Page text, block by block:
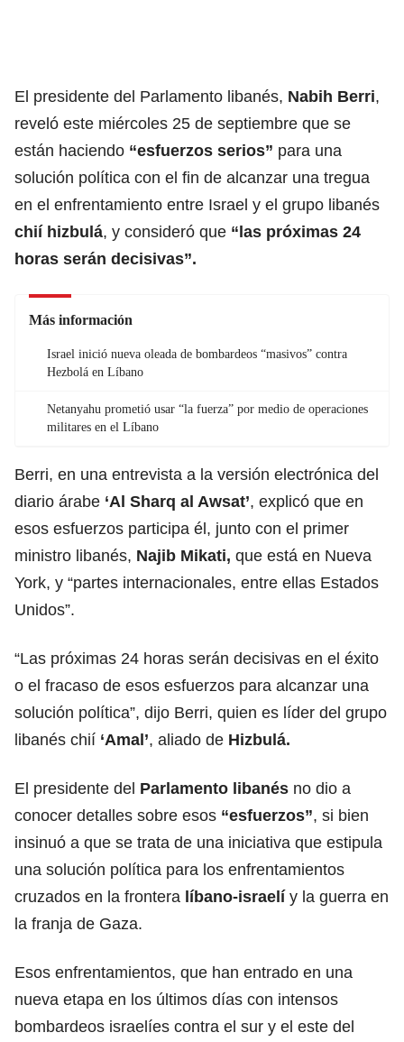
El presidente del Parlamento libanés, Nabih Berri,
reveló este miércoles 25 de septiembre que se
están haciendo “esfuerzos serios” para una
solución política con el fin de alcanzar una tregua
en el enfrentamiento entre Israel y el grupo libanés
chií hizbulá, y consideró que “las próximas 24
horas serán decisivas”.
Más información
Israel inició nueva oleada de bombardeos “masivos” contra
Hezbolá en Líbano
Netanyahu prometió usar “la fuerza” por medio de operaciones
militares en el Líbano
Berri, en una entrevista a la versión electrónica del
diario árabe ‘Al Sharq al Awsat’, explicó que en
esos esfuerzos participa él, junto con el primer
ministro libanés, Najib Mikati, que está en Nueva
York, y “partes internacionales, entre ellas Estados
Unidos”.
“Las próximas 24 horas serán decisivas en el éxito
o el fracaso de esos esfuerzos para alcanzar una
solución política”, dijo Berri, quien es líder del grupo
libanés chií ‘Amal’, aliado de Hizbulá.
El presidente del Parlamento libanés no dio a
conocer detalles sobre esos “esfuerzos”, si bien
insinuó a que se trata de una iniciativa que estipula
una solución política para los enfrentamientos
cruzados en la frontera líbano-israelí y la guerra en
la franja de Gaza.
Esos enfrentamientos, que han entrado en una
nueva etapa en los últimos días con intensos
bombardeos israelíes contra el sur y el este del